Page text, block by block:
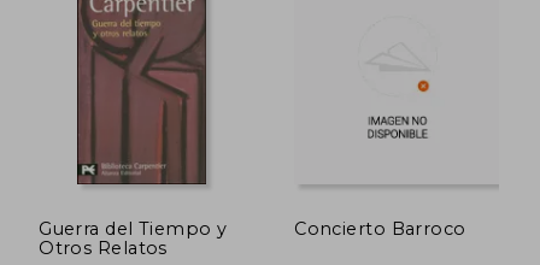
dcto. S/ 72,62 dcto.
Guerra del Tiempo y
Otros Relatos
Concierto Barroco